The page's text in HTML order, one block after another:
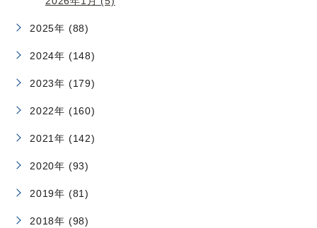
2025年 (88)
2024年 (148)
2023年 (179)
2022年 (160)
2021年 (142)
2020年 (93)
2019年 (81)
2018年 (98)